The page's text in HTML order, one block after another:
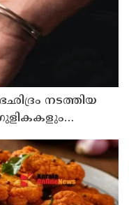
നടത്തിയ
ഗുളികകളും